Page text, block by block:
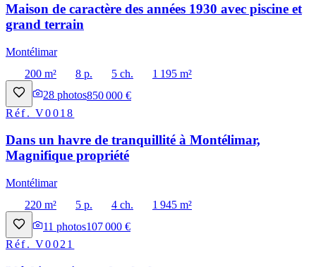
Maison de caractère des années 1930 avec piscine et
grand terrain
Montélimar
200 m²
8 p. 5 ch.
1 195 m²
28 photos850 000 €
Réf.V0018
Dans un havre de tranquillité à Montélimar,
Magnifique propriété
Montélimar
220 m²
5 p. 4 ch.
1 945 m²
11 photos107 000 €
Réf.V0021